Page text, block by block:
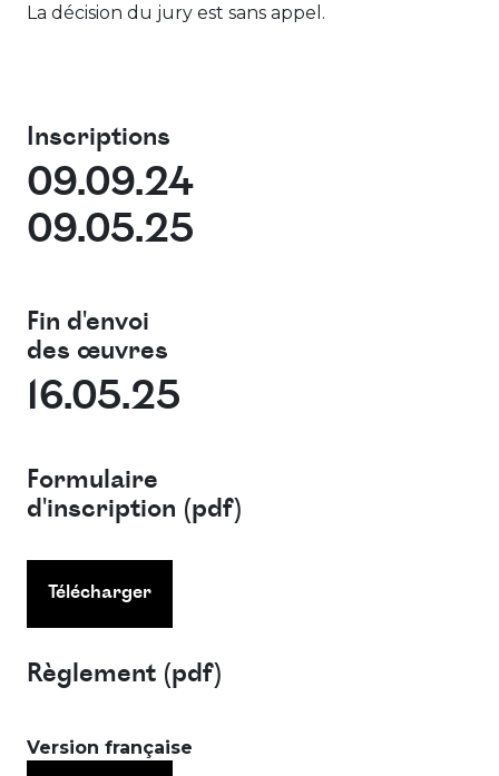
La décision du jury est sans appel.
Inscriptions
09.09.24
09.05.25
Fin d'envoi
des œuvres
16.05.25
Formulaire
d'inscription (pdf)
Télécharger
Règlement (pdf)
Version française